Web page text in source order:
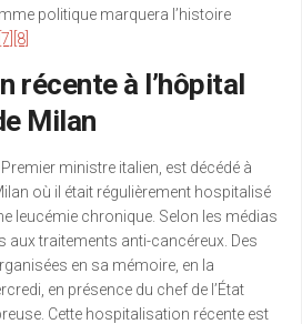
politique marquera l’histoire
[7] [8]
récente à l’hôpital
Milan
ministre italien, est décédé à
où il était régulièrement hospitalisé
leucémie chronique. Selon les médias
aux traitements anti-cancéreux. Des
en sa mémoire, en la
en présence du chef de l’État
Cette hospitalisation récente est